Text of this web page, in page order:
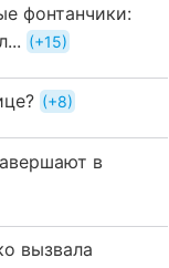
фонтанчики:
+15
+8
в
вызвала